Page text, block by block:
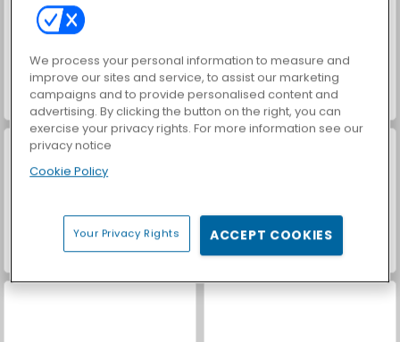
Farm Merge Valley Hidden Object: Street of Secrets
ASMR Makeover & Makeup Studio World War 2 Shooter
We process your personal information to measure and
improve our sites and service, to assist our marketing
campaigns and to provide personalised content and
advertising. By clicking the button on the right, you can
exercise your privacy rights. For more information see our
privacy notice
Cookie Policy
Your Privacy Rights ACCEPT COOKIES